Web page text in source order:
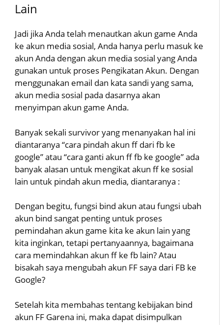
Lain
Jadi jika Anda telah menautkan akun game Anda
ke akun media sosial, Anda hanya perlu masuk ke
akun Anda dengan akun media sosial yang Anda
gunakan untuk proses Pengikatan Akun. Dengan
menggunakan email dan kata sandi yang sama,
akun media sosial pada dasarnya akan
menyimpan akun game Anda.
Banyak sekali survivor yang menanyakan hal ini
diantaranya “cara pindah akun ff dari fb ke
google” atau “cara ganti akun ff fb ke google” ada
banyak alasan untuk mengikat akun ff ke sosial
lain untuk pindah akun media, diantaranya :
Dengan begitu, fungsi bind akun atau fungsi ubah
akun bind sangat penting untuk proses
pemindahan akun game kita ke akun lain yang
kita inginkan, tetapi pertanyaannya, bagaimana
cara memindahkan akun ff ke fb lain? Atau
bisakah saya mengubah akun FF saya dari FB ke
Google?
Setelah kita membahas tentang kebijakan bind
akun FF Garena ini, maka dapat disimpulkan